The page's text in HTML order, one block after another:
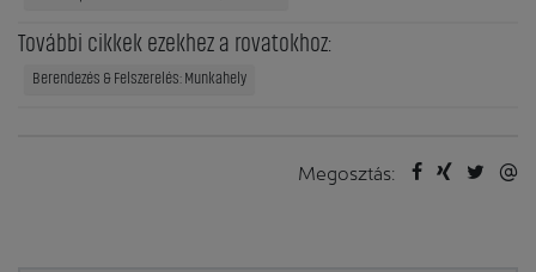
További cikkek ezekhez a rovatokhoz:
Berendezés & Felszerelés: Munkahely
Megosztás: